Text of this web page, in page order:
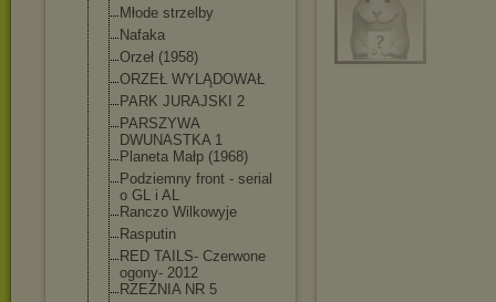
Młode strzelby
Nafaka
Orzeł (1958)
ORZEŁ WYLĄDOWAŁ
PARK JURAJSKI 2
PARSZYWA
DWUNASTKA 1
Planeta Małp (1968)
Podziemny front - serial
o GL i AL
Ranczo Wilkowyje
Rasputin
RED TAILS- Czerwone
ogony- 2012
RZEŹNIA NR 5